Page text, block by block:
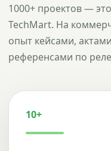
1000+ проектов —
TechMart. На
опыт кейсами,
референсами по
10+